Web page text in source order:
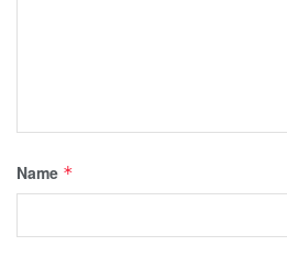
Name *